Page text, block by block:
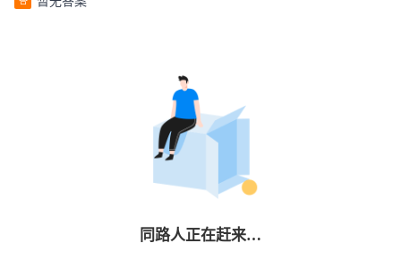
同路人正在赶来…